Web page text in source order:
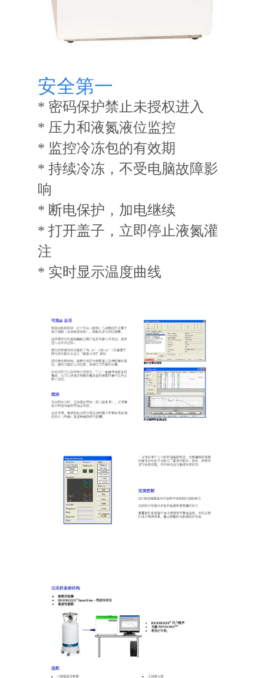
安全第一
* 密码保护禁止未授权进入
* 压力和液氮液位监控
* 监控冷冻包的有效期
* 持续冷冻，不受电脑故障影
响
* 断电保护，加电继续
* 打开盖子，立即停止液氮灌
注
* 实时显示温度曲线